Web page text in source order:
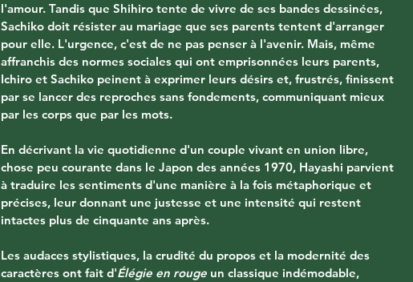
l'amour. Tandis que Shihiro tente de vivre de ses bandes dessinées,
Sachiko doit résister au mariage que ses parents tentent d'arranger
pour elle. L'urgence, c'est de ne pas penser à l'avenir. Mais, même
affranchis des normes sociales qui ont emprisonnées leurs parents,
Ichiro et Sachiko peinent à exprimer leurs désirs et, frustrés, finissent
par se lancer des reproches sans fondements, communiquant mieux
par les corps que par les mots.
En décrivant la vie quotidienne d'un couple vivant en union libre,
chose peu courante dans le Japon des années 1970, Hayashi parvient
à traduire les sentiments d'une manière à la fois métaphorique et
précises, leur donnant une justesse et une intensité qui restent
intactes plus de cinquante ans après.
Les audaces stylistiques, la crudité du propos et la modernité des
caractères ont fait d'Élégie en rouge un classique indémodable,